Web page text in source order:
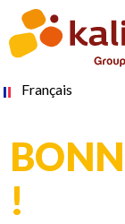
Aller
contenu
principal
Select
!